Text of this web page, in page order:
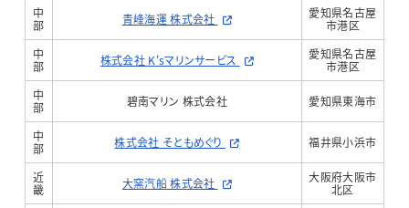
中
部
青峰海運 株式会社
愛知県名古屋
市港区
中
部
株式会社 K'sマリンサービス
愛知県名古屋
市港区
中
部
碧南マリン 株式会社 愛知県東海市
中
部
株式会社 そともめぐり 福井県小浜市
近
畿
大窯汽船 株式会社
大阪府大阪市
北区